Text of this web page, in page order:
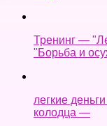
Тренинг —
"Борьба и
легкие
колодца —